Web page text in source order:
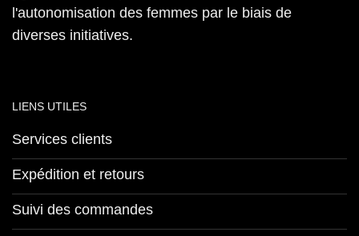
l'autonomisation des femmes par le biais de
diverses initiatives.
LIENS UTILES
Services clients
Expédition et retours
Suivi des commandes